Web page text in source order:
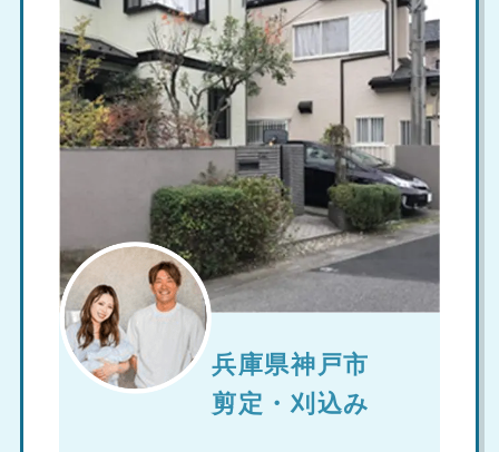
兵庫県神戸市
剪定・刈込み